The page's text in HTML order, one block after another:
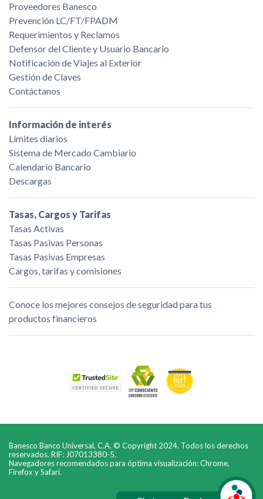
Proveedores Banesco
Prevención LC/FT/FPADM
Requerimientos y Reclamos
Defensor del Cliente y Usuario Bancario
Notificación de Viajes al Exterior
Gestión de Claves
Contáctanos
Información de interés
Límites diarios
Sistema de Mercado Cambiario
Calendario Bancario
Descargas
Tasas, Cargos y Tarifas
Tasas Activas
Tasas Pasivas Personas
Tasas Pasivas Empresas
Cargos, tarifas y comisiones
Conoce los mejores consejos de seguridad para tus
productos financieros
Banesco Banco Universal, C.A. © Copyright 2024. Todos los derechos
reservados. RIF: J07013380-5.
Navegadores recomendados para óptima visualización: Chrome,
Firefox y Safari.